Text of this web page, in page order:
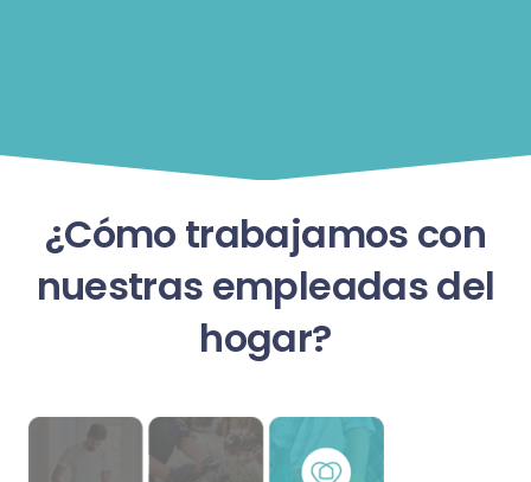
¿Cómo trabajamos con
nuestras empleadas del
hogar?